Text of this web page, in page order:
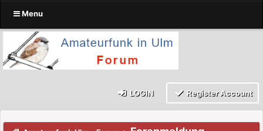
Menu
LOGIN Register Account